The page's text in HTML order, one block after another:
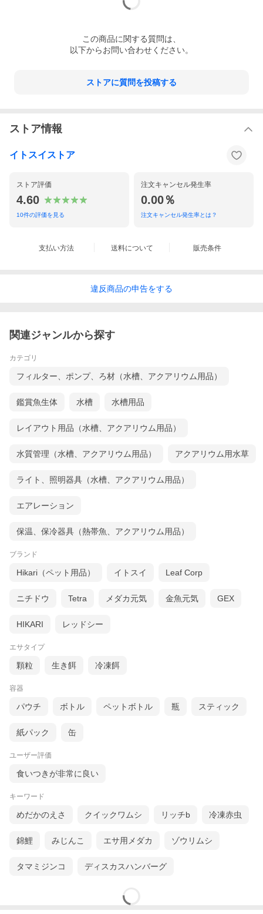
この商品に関する質問は、
以下からお問い合わせください。
ストアに質問を投稿する
ストア情報
イトスイストア
ストア評価
4.60
10件の評価を見る
注文キャンセル発生率
0.00％
注文キャンセル発生率とは？
支払い方法 送料について 販売条件
違反商品の申告をする
関連ジャンルから探す
カテゴリ
フィルター、ポンプ、ろ材（水槽、アクアリウム用品）
鑑賞魚生体 水槽 水槽用品
レイアウト用品（水槽、アクアリウム用品）
水質管理（水槽、アクアリウム用品） アクアリウム用水草
ライト、照明器具（水槽、アクアリウム用品）
エアレーション
保温、保冷器具（熱帯魚、アクアリウム用品）
ブランド
Hikari（ペット用品） イトスイ Leaf Corp
ニチドウ Tetra メダカ元気 金魚元気 GEX
HIKARI レッドシー
エサタイプ
顆粒 生き餌 冷凍餌
容器
パウチ ボトル ペットボトル 瓶 スティック
紙パック 缶
ユーザー評価
食いつきが非常に良い
キーワード
めだかのえさ クイックワムシ リッチb 冷凍赤虫
錦鯉 みじんこ エサ用メダカ ゾウリムシ
タマミジンコ ディスカスハンバーグ